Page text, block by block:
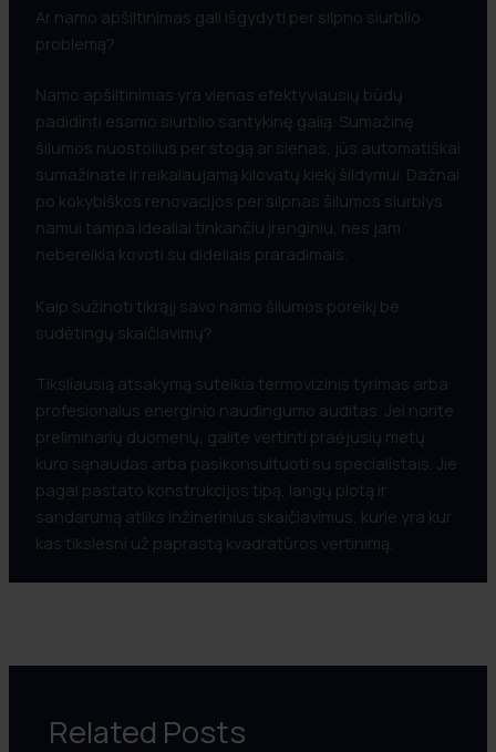
Ar namo apšiltinimas gali išgydyti per silpno siurblio
problemą?
Namo apšiltinimas yra vienas efektyviausių būdų
padidinti esamo siurblio santykinę galią. Sumažinę
šilumos nuostolius per stogą ar sienas, jūs automatiškai
sumažinate ir reikalaujamą kilovatų kiekį šildymui. Dažnai
po kokybiškos renovacijos per silpnas šilumos siurblys
namui tampa idealiai tinkančiu įrenginiu, nes jam
nebereikia kovoti su dideliais praradimais.
Kaip sužinoti tikrąjį savo namo šilumos poreikį be
sudėtingų skaičiavimų?
Tiksliausią atsakymą suteikia termovizinis tyrimas arba
profesionalus energinio naudingumo auditas. Jei norite
preliminarių duomenų, galite vertinti praėjusių metų
kuro sąnaudas arba pasikonsultuoti su specialistais. Jie
pagal pastato konstrukcijos tipą, langų plotą ir
sandarumą atliks inžinerinius skaičiavimus, kurie yra kur
kas tikslesni už paprastą kvadratūros vertinimą.
Related Posts